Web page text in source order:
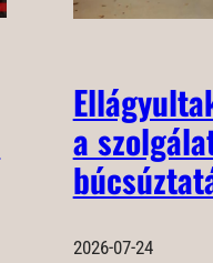
a
2026-07-24